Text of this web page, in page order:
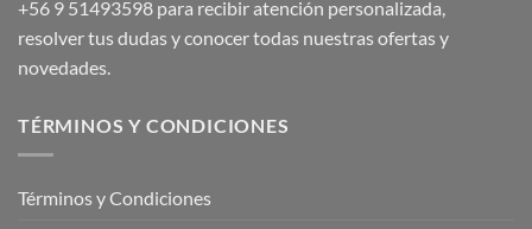
+56 9 51493598 para recibir atención personalizada,
resolver tus dudas y conocer todas nuestras ofertas y
novedades.
TÉRMINOS Y CONDICIONES
Términos y Condiciones